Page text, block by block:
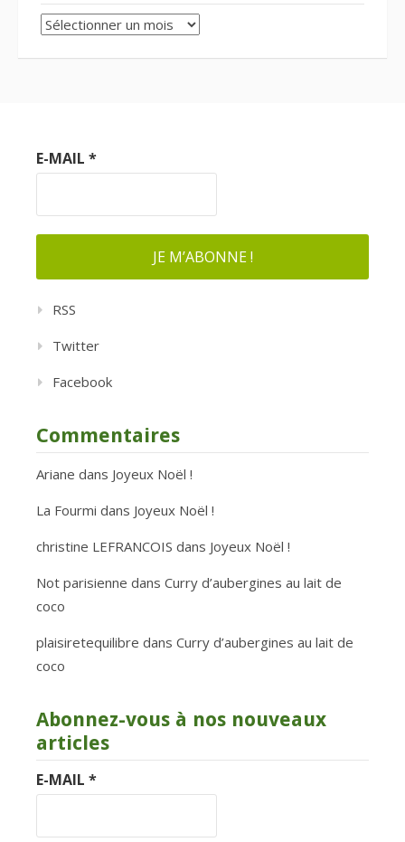
Archives
E-MAIL *
RSS
Twitter
Facebook
Commentaires
Ariane dans Joyeux Noël !
La Fourmi dans Joyeux Noël !
christine LEFRANCOIS dans Joyeux Noël !
Not parisienne dans Curry d’aubergines au lait de
coco
plaisiretequilibre dans Curry d’aubergines au lait de
coco
Abonnez-vous à nos nouveaux
articles
E-MAIL *